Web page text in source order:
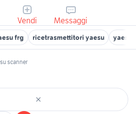
Vendi Messaggi
frg ricetrasmettitori yaesu yaesu
scanner